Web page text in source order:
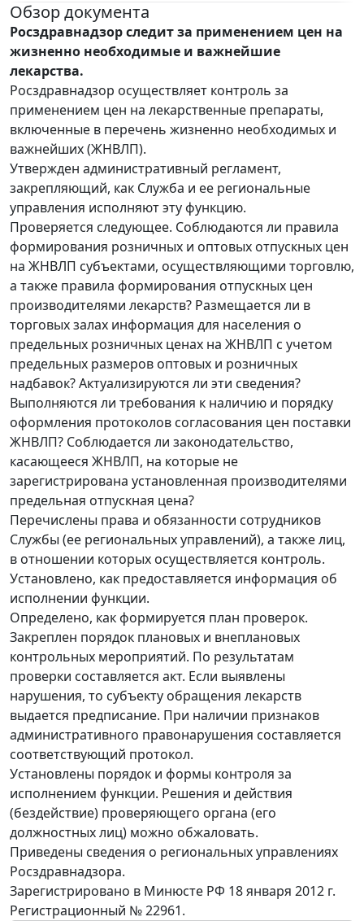
Обзор документа
Росздравнадзор следит за применением цен на
жизненно необходимые и важнейшие
лекарства.
Росздравнадзор осуществляет контроль за
применением цен на лекарственные препараты,
включенные в перечень жизненно необходимых и
важнейших (ЖНВЛП).
Утвержден административный регламент,
закрепляющий, как Служба и ее региональные
управления исполняют эту функцию.
Проверяется следующее. Соблюдаются ли правила
формирования розничных и оптовых отпускных цен
на ЖНВЛП субъектами, осуществляющими торговлю,
а также правила формирования отпускных цен
производителями лекарств? Размещается ли в
торговых залах информация для населения о
предельных розничных ценах на ЖНВЛП с учетом
предельных размеров оптовых и розничных
надбавок? Актуализируются ли эти сведения?
Выполняются ли требования к наличию и порядку
оформления протоколов согласования цен поставки
ЖНВЛП? Соблюдается ли законодательство,
касающееся ЖНВЛП, на которые не
зарегистрирована установленная производителями
предельная отпускная цена?
Перечислены права и обязанности сотрудников
Службы (ее региональных управлений), а также лиц,
в отношении которых осуществляется контроль.
Установлено, как предоставляется информация об
исполнении функции.
Определено, как формируется план проверок.
Закреплен порядок плановых и внеплановых
контрольных мероприятий. По результатам
проверки составляется акт. Если выявлены
нарушения, то субъекту обращения лекарств
выдается предписание. При наличии признаков
административного правонарушения составляется
соответствующий протокол.
Установлены порядок и формы контроля за
исполнением функции. Решения и действия
(бездействие) проверяющего органа (его
должностных лиц) можно обжаловать.
Приведены сведения о региональных управлениях
Росздравнадзора.
Зарегистрировано в Минюсте РФ 18 января 2012 г.
Регистрационный № 22961.